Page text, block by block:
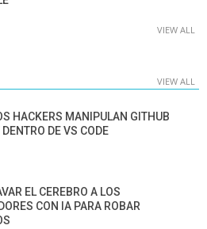
VIEW ALL
VIEW ALL
HACKERS MANIPULAN GITHUB
DE VS CODE
EL CEREBRO A LOS
CON IA PARA ROBAR